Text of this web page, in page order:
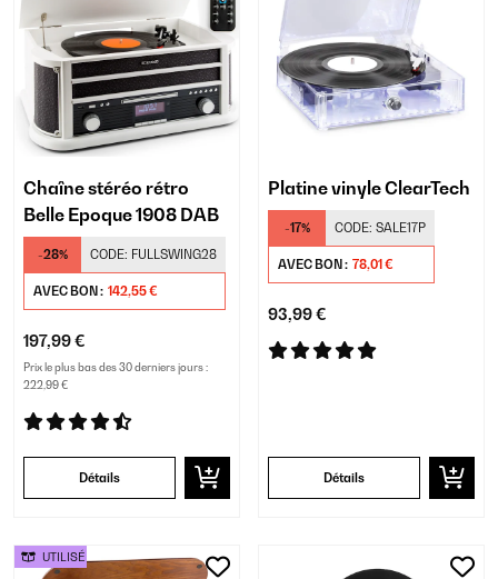
Chaîne stéréo rétro
Belle Epoque 1908 DAB
-28% CODE: FULLSWING28
AVEC BON : 142,55 €
197,99 €
Prix le plus bas des 30 derniers jours :
222,99 €
Détails
Platine vinyle ClearTech
-17% CODE: SALE17P
AVEC BON : 78,01 €
93,99 €
Détails
UTILISÉ